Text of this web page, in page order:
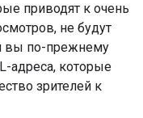
приводят к очень
не будут
вы по-прежнему
адреса, которые
зрителей к